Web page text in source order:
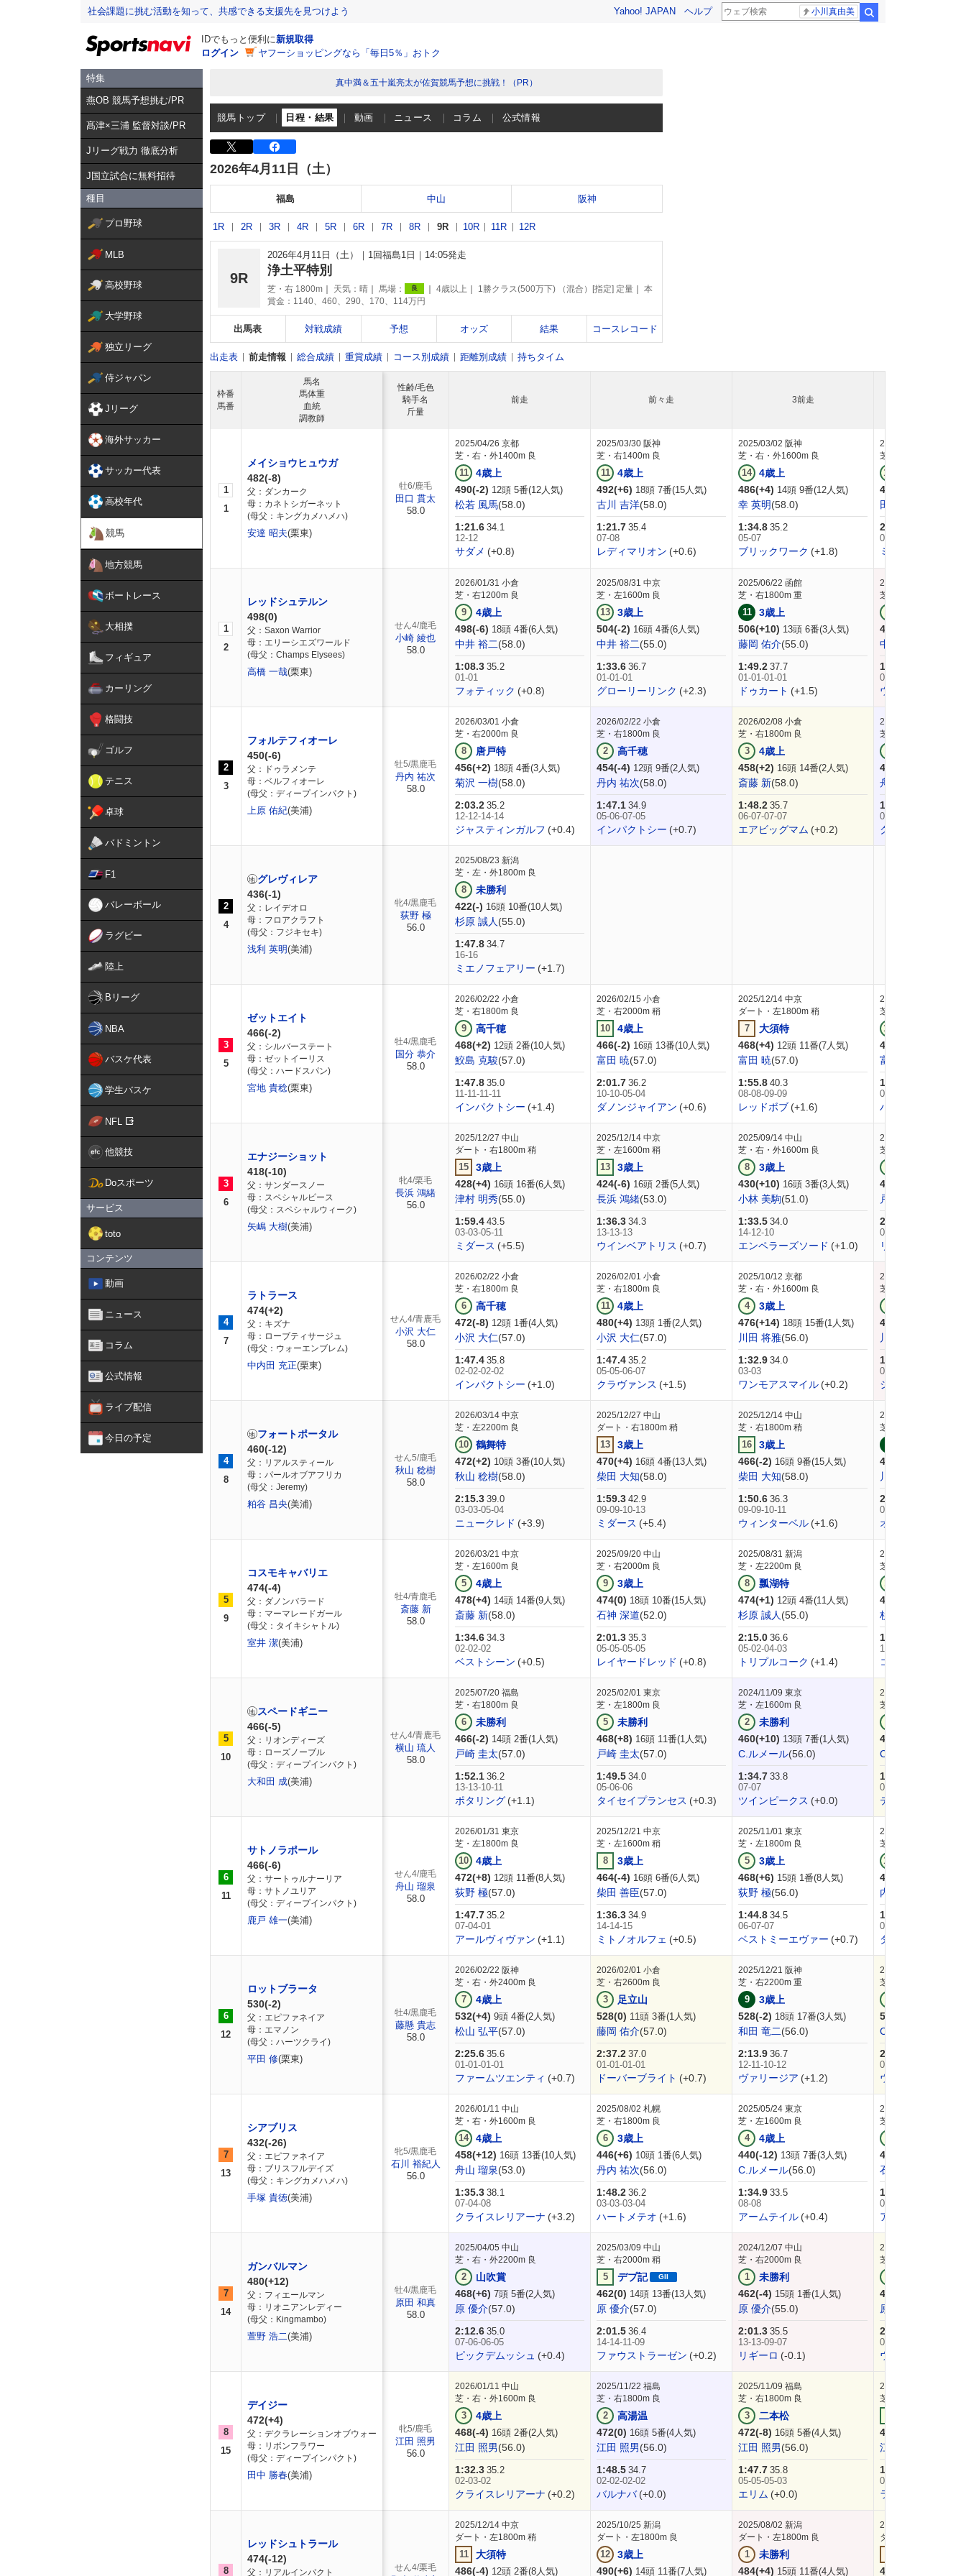
社会課題に挑む活動を知って、共感できる支援先を見つけよう Yahoo! JAPAN ヘルプ 小川真由美
IDでもっと便利に新規取得
ログイン
ヤフーショッピングなら「毎日5％」おトク
特集
燕OB 競馬予想挑む/PR
髙津×三浦 監督対談/PR
Jリーグ戦力 徹底分析
J国立試合に無料招待
種目
プロ野球
MLB
高校野球
大学野球
独立リーグ
侍ジャパン
Jリーグ
海外サッカー
サッカー代表
高校年代
競馬
地方競馬
ボートレース
大相撲
フィギュア
カーリング
格闘技
ゴルフ
テニス
卓球
バドミントン
F1
バレーボール
ラグビー
陸上
Bリーグ
NBA
バスケ代表
学生バスケ
NFL
他競技
Doスポーツ
サービス
toto
コンテンツ
動画
ニュース
コラム
公式情報
ライブ配信
今日の予定
真中満＆五十嵐亮太が佐賀競馬予想に挑戦！（PR）
競馬トップ 日程・結果 動画 ニュース コラム 公式情報
2026年4月11日（土）
福島 中山 阪神
1R 2R 3R 4R 5R 6R 7R 8R 9R 10R 11R 12R
9R
2026年4月11日（土） 1回福島1日 14:05発走
浄土平特別
芝・右 1800m 天気： 晴 馬場： 良 4歳以上 1勝クラス(500万下) （混合）[指定] 定量
本
賞金：1140、460、290、170、114万円
出馬表 対戦成績 予想 オッズ 結果 コースレコード
出走表 前走情報 総合成績 重賞成績 コース別成績 距離別成績 持ちタイム
枠番
馬番
馬名
馬体重
血統
調教師
1
1
メイショウヒュウガ
482(-8)
父：ダンカーク
母：カネトシガーネット
(母父：キングカメハメハ)
安達 昭夫(栗東)
1
2
レッドシュテルン
498(0)
父：Saxon Warrior
母：エリーシエズワールド
(母父：Champs Elysees)
高橋 一哉(栗東)
2
3
フォルテフィオーレ
450(-6)
父：ドゥラメンテ
母：ベルフィオーレ
(母父：ディープインパクト)
上原 佑紀(美浦)
2
4
グレヴィレア
436(-1)
父：レイデオロ
母：フロアクラフト
(母父：フジキセキ)
浅利 英明(美浦)
3
5
ゼットエイト
466(-2)
父：シルバーステート
母：ゼットイーリス
(母父：ハードスパン)
宮地 貴稔(栗東)
3
6
エナジーショット
418(-10)
父：サンダースノー
母：スペシャルピース
(母父：スペシャルウィーク)
矢嶋 大樹(美浦)
4
7
ラトラース
474(+2)
父：キズナ
母：ローブティサージュ
(母父：ウォーエンブレム)
中内田 充正(栗東)
4
8
フォートポータル
460(-12)
父：リアルスティール
母：パールオブアフリカ
(母父：Jeremy)
粕谷 昌央(美浦)
5
9
コスモキャバリエ
474(-4)
父：ダノンバラード
母：マーマレードガール
(母父：タイキシャトル)
室井 潔(美浦)
5
10
スペードギニー
466(-5)
父：リオンディーズ
母：ローズノーブル
(母父：ディープインパクト)
大和田 成(美浦)
6
11
サトノラポール
466(-6)
父：サートゥルナーリア
母：サトノユリア
(母父：ディープインパクト)
鹿戸 雄一(美浦)
6
12
ロットブラータ
530(-2)
父：エピファネイア
母：エマノン
(母父：ハーツクライ)
平田 修(栗東)
7
13
シアブリス
432(-26)
父：エピファネイア
母：ブリスフルデイズ
(母父：キングカメハメハ)
手塚 貴徳(美浦)
7
14
ガンバルマン
480(+12)
父：フィエールマン
母：リオニアンレディー
(母父：Kingmambo)
萱野 浩二(美浦)
8
15
デイジー
472(+4)
父：デクラレーションオブウォー
母：リボンフラワー
(母父：ディープインパクト)
田中 勝春(美浦)
8
レッドシュトラール
474(-12)
父：リアルインパクト
性齢/毛色
騎手名
斤量
前走 前々走 3前走
牡6/鹿毛
田口 貫太
58.0
2025/04/26 京都
芝・右・外1400m 良
11
4歳上
490(-2) 12頭 5番(12人気)
松若 風馬(58.0)
1:21.6 34.1
12-12
サダメ (+0.8)
2025/03/30 阪神
芝・右1400m 良
11
4歳上
492(+6) 18頭 7番(15人気)
古川 吉洋(58.0)
1:21.7 35.4
07-08
レディマリオン (+0.6)
2025/03/02 阪神
芝・右・外1600m 良
14
4歳上
486(+4) 14頭 9番(12人気)
幸 英明(58.0)
1:34.8 35.2
05-07
ブリックワーク (+1.8)
2024/10/26
芝・右2000m 良
10
482(-2)
田口 貫太
2:01.3
05-05-05-07
ミカエルパシャ
せん4/鹿毛
小崎 綾也
58.0
2026/01/31 小倉
芝・右1200m 良
9
4歳上
498(-6) 18頭 4番(6人気)
中井 裕二(58.0)
1:08.3 35.2
01-01
フォティック (+0.8)
2025/08/31 中京
芝・左1600m 良
13
3歳上
504(-2) 16頭 4番(6人気)
中井 裕二(55.0)
1:33.6 36.7
01-01-01
グローリーリンク (+2.3)
2025/06/22 函館
芝・右1800m 重
11
3歳上
506(+10) 13頭 6番(3人気)
藤岡 佑介(55.0)
1:49.2 37.7
01-01-01-01
ドゥカート (+1.5)
2025/04/19
芝・右1800m 良
496(-2)
中井 裕二
1:48.5
01-01-01-01
ウインベラーノ
牡5/黒鹿毛
丹内 祐次
58.0
2026/03/01 小倉
芝・右2000m 良
8
唐戸特
456(+2) 18頭 4番(3人気)
菊沢 一樹(58.0)
2:03.2 35.2
12-12-14-14
ジャスティンガルフ (+0.4)
2026/02/22 小倉
芝・右1800m 良
2
高千穂
454(-4) 12頭 9番(2人気)
丹内 祐次(58.0)
1:47.1 34.9
05-06-07-05
インパクトシー (+0.7)
2026/02/08 小倉
芝・右1800m 良
3
4歳上
458(+2) 16頭 14番(2人気)
斎藤 新(58.0)
1:48.2 35.7
06-07-07-07
エアビッグマム (+0.2)
2026/02/01
芝・右1800m 良
456(+2)
舟山 瑠泉
1:45.9
05-06-06-07
クラヴァンス
牝4/黒鹿毛
荻野 極
56.0
2025/08/23 新潟
芝・左・外1800m 良
8
未勝利
422(-) 16頭 10番(10人気)
杉原 誠人 (55.0)
1:47.8 34.7
16-16
ミエノフェアリー (+1.7)
牡4/黒鹿毛
国分 恭介
58.0
2026/02/22 小倉
芝・右1800m 良
9
高千穂
468(+2) 12頭 2番(10人気)
鮫島 克駿(57.0)
1:47.8 35.0
11-11-11-11
インパクトシー (+1.4)
2026/02/15 小倉
芝・右2000m 稍
10
4歳上
466(-2) 16頭 13番(10人気)
富田 暁(57.0)
2:01.7 36.2
10-10-05-04
ダノンジャイアン (+0.6)
2025/12/14 中京
ダート・左1800m 稍
7
大須特
468(+4) 12頭 11番(7人気)
富田 暁(57.0)
1:55.8 40.3
08-08-09-09
レッドボブ (+1.6)
2025/11/22
芝・右1800m 良
10
464(+2)
富田 暁
1:49.0
08-09-10-11
バルナバ
牝4/栗毛
長浜 鴻緒
56.0
2025/12/27 中山
ダート・右1800m 稍
15
3歳上
428(+4) 16頭 16番(6人気)
津村 明秀(55.0)
1:59.4 43.5
03-03-05-11
ミダース (+5.5)
2025/12/14 中京
芝・左1600m 稍
13
3歳上
424(-6) 16頭 2番(5人気)
長浜 鴻緒(53.0)
1:36.3 34.3
13-13-13
ウインベアトリス (+0.7)
2025/09/14 中山
芝・右・外1600m 良
8
3歳上
430(+10) 16頭 3番(3人気)
小林 美駒(51.0)
1:33.5 34.0
14-12-10
エンペラーズソード (+1.0)
2025/07/12
芝・右2000m 良
420(-6)
戸崎 圭太
2:03.9
03-04-04-03
リアンベーレ
せん4/青鹿毛
小沢 大仁
58.0
2026/02/22 小倉
芝・右1800m 良
6
高千穂
472(-8) 12頭 1番(4人気)
小沢 大仁(57.0)
1:47.4 35.8
02-02-02-02
インパクトシー (+1.0)
2026/02/01 小倉
芝・右1800m 良
11
4歳上
480(+4) 13頭 1番(2人気)
小沢 大仁(57.0)
1:47.4 35.2
05-05-06-07
クラヴァンス (+1.5)
2025/10/12 京都
芝・右・外1600m 良
4
3歳上
476(+14) 18頭 15番(1人気)
川田 将雅(56.0)
1:32.9 34.0
03-03
ワンモアスマイル (+0.2)
2025/06/28
芝・右1800m 良
462(-8)
川田 将雅
1:47.2
07-05-02-01
ジーティームッシ
せん5/鹿毛
秋山 稔樹
58.0
2026/03/14 中京
芝・左2200m 良
10
鶴舞特
472(+2) 10頭 3番(10人気)
秋山 稔樹(58.0)
2:15.3 39.0
03-03-05-04
ニュークレド (+3.9)
2025/12/27 中山
ダート・右1800m 稍
13
3歳上
470(+4) 16頭 4番(13人気)
柴田 大知(58.0)
1:59.3 42.9
09-09-10-13
ミダース (+5.4)
2025/12/14 中山
芝・右1800m 稍
16
3歳上
466(-2) 16頭 9番(15人気)
柴田 大知(58.0)
1:50.6 36.3
09-09-10-11
ウィンターベル (+1.6)
2024/09/01
芝・左2000m 重
450(0)
川須 栄彦
2:01.7
07-06-04-02
オメガナビゲータ
牡4/青鹿毛
斎藤 新
58.0
2026/03/21 中京
芝・左1600m 良
5
4歳上
478(+4) 14頭 14番(9人気)
斎藤 新(58.0)
1:34.6 34.3
02-02-02
ベストシーン (+0.5)
2025/09/20 中山
芝・右2000m 良
9
3歳上
474(0) 18頭 10番(15人気)
石神 深道(52.0)
2:01.3 35.3
05-05-05-05
レイヤードレッド (+0.8)
2025/08/31 新潟
芝・左2200m 良
8
瓢湖特
474(+1) 12頭 4番(11人気)
杉原 誠人 (55.0)
2:15.0 36.6
05-02-04-03
トリプルコーク (+1.4)
2025/07/06
芝・右1800m 良
11
470(+4)
杉原 誠人
1:50.1
10-11-13-12
コスモアンソロジ
せん4/青鹿毛
横山 琉人
58.0
2025/07/20 福島
芝・右1800m 良
6
未勝利
466(-2) 14頭 2番(1人気)
戸崎 圭太(57.0)
1:52.1 36.2
13-13-10-11
ポタリング (+1.1)
2025/02/01 東京
芝・左1800m 良
5
未勝利
468(+8) 16頭 11番(1人気)
戸崎 圭太(57.0)
1:49.5 34.0
05-06-06
タイセイプランセス (+0.3)
2024/11/09 東京
芝・左1600m 良
2
未勝利
460(+10) 13頭 7番(1人気)
C.ルメール(56.0)
1:34.7 33.8
07-07
ツインピークス (+0.0)
2024/09/22
芝・右1800m 良
450(-)
C.ルメール
1:50.8
02-02-02-02
テリオスルナ
せん4/鹿毛
舟山 瑠泉
58.0
2026/01/31 東京
芝・左1800m 良
10
4歳上
472(+8) 12頭 11番(8人気)
荻野 極(57.0)
1:47.7 35.2
07-04-01
アールヴィヴァン (+1.1)
2025/12/21 中京
芝・左1600m 稍
8
3歳上
464(-4) 16頭 6番(6人気)
柴田 善臣(57.0)
1:36.3 34.9
14-14-15
ミトノオルフェ (+0.5)
2025/11/01 東京
芝・左1800m 良
5
3歳上
468(+6) 15頭 1番(8人気)
荻野 極(56.0)
1:44.8 34.5
06-07-07
ベストミーエヴァー (+0.7)
2025/10/13
芝・左1600m 良
10
462(0)
内田 博幸
1:33.6
09-08
ダノンセンチュリ
牡4/黒鹿毛
藤懸 貴志
58.0
2026/02/22 阪神
芝・右・外2400m 良
7
4歳上
532(+4) 9頭 4番(2人気)
松山 弘平(57.0)
2:25.6 35.6
01-01-01-01
ファームツエンティ (+0.7)
2026/02/01 小倉
芝・右2600m 良
3
足立山
528(0) 11頭 3番(1人気)
藤岡 佑介(57.0)
2:37.2 37.0
01-01-01-01
ドーバーブライト (+0.7)
2025/12/21 阪神
芝・右2200m 重
9
3歳上
528(-2) 18頭 17番(3人気)
和田 竜二(56.0)
2:13.9 36.7
12-11-10-12
ヴァリージア (+1.2)
2025/11/23
芝・右・外2400m 良
530(-6)
C.デムーロ
2:24.2
02-02-02-01
ウインデイジー
牝5/黒鹿毛
石川 裕紀人
56.0
2026/01/11 中山
芝・右・外1600m 良
14
4歳上
458(+12) 16頭 13番(10人気)
舟山 瑠泉(53.0)
1:35.3 38.1
07-04-08
クライスレリアーナ (+3.2)
2025/08/02 札幌
芝・右1800m 良
6
3歳上
446(+6) 10頭 1番(6人気)
丹内 祐次(56.0)
1:48.2 36.2
03-03-03-04
ハートメテオ (+1.6)
2025/05/24 東京
芝・左1600m 良
4
4歳上
440(-12) 13頭 7番(3人気)
C.ルメール(56.0)
1:34.9 33.5
08-08
アームテイル (+0.4)
2025/02/23
芝・左1800m 良
452(+20)
石川 裕紀人
1:47.8
07-09-08
アンゴラブラック
牡4/黒鹿毛
原田 和真
58.0
2025/04/05 中山
芝・右・外2200m 良
2
山吹賞
468(+6) 7頭 5番(2人気)
原 優介(57.0)
2:12.6 35.0
07-06-06-05
ピックデムッシュ (+0.4)
2025/03/09 中山
芝・右2000m 稍
5 デプ記 GII
462(0) 14頭 13番(13人気)
原 優介(57.0)
2:01.5 36.4
14-14-11-09
ファウストラーゼン (+0.2)
2024/12/07 中山
芝・右2000m 良
1
未勝利
462(-4) 15頭 1番(1人気)
原 優介(55.0)
2:01.3 35.5
13-13-09-07
リギーロ (-0.1)
2024/11/24
芝・左2000m 良
466(+12)
原 優介
2:02.3
07-05-05
ウィクトルウェル
牝5/鹿毛
江田 照男
56.0
2026/01/11 中山
芝・右・外1600m 良
3
4歳上
468(-4) 16頭 2番(2人気)
江田 照男(56.0)
1:32.3 35.2
02-03-02
クライスレリアーナ (+0.2)
2025/11/22 福島
芝・右1800m 良
2
高湯温
472(0) 16頭 5番(4人気)
江田 照男(56.0)
1:48.5 34.7
02-02-02-02
バルナバ (+0.0)
2025/11/09 福島
芝・右1800m 良
3
二本松
472(-8) 16頭 5番(4人気)
江田 照男(56.0)
1:47.7 35.8
05-05-05-03
エリム (+0.0)
2025/10/26
芝・左・外1800m 稍
480(+4)
江田 照男
1:49.5
06-06
ラブリーリディア
せん4/栗毛
2025/12/14 中京
ダート・左1800m 稍
11
大須特
486(-4) 12頭 2番(8人気)
2025/10/25 新潟
ダート・左1800m 良
12
3歳上
490(+6) 14頭 11番(7人気)
2025/08/02 新潟
ダート・左1800m 良
1
未勝利
484(+4) 15頭 11番(4人気)
2025/07/05
ダート・右1700m 稍
480(0)